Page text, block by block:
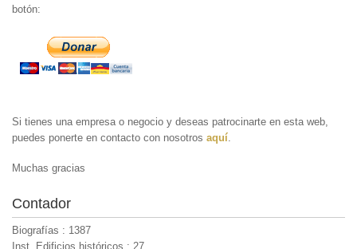
botón:
Si tienes una empresa o negocio y deseas patrocinarte en esta web,
puedes ponerte en contacto con nosotros aquí
Muchas gracias
Contador
Biografías : 1387
Inst. Edificios históricos : 27